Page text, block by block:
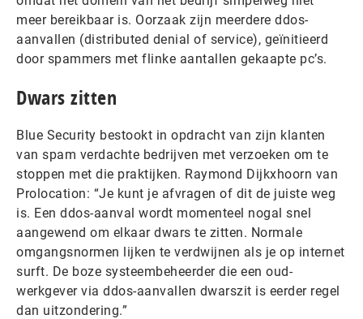
meer bereikbaar is. Oorzaak zijn meerdere ddos-
aanvallen (distributed denial of service), geïnitieerd
door spammers met flinke aantallen gekaapte pc’s.
Dwars zitten
Blue Security bestookt in opdracht van zijn klanten
van spam verdachte bedrijven met verzoeken om te
stoppen met die praktijken. Raymond Dijkxhoorn van
Prolocation: “Je kunt je afvragen of dit de juiste weg
is. Een ddos-aanval wordt momenteel nogal snel
aangewend om elkaar dwars te zitten. Normale
omgangsnormen lijken te verdwijnen als je op internet
surft. De boze systeembeheerder die een oud-
werkgever via ddos-aanvallen dwarszit is eerder regel
dan uitzondering.”